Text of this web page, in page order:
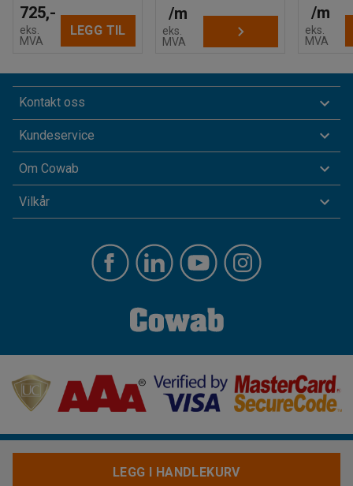
725,-
eks.
MVA
LEGG TIL
/m
eks.
MVA
/m
eks.
MVA
Kontakt oss
Kundeservice
Om Cowab
Vilkår
LEGG I HANDLEKURV